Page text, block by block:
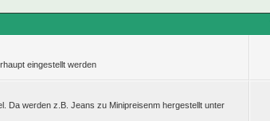
eingestellt werden
Da werden z.B. Jeans zu Minipreisenm hergestellt unter